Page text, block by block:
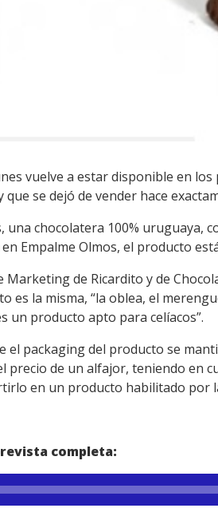
vuelve a estar disponible en
se dejó de vender hace
una chocolatera 100% uruguaya,
Empalme Olmos, el producto
Marketing de Ricardito y de
es la misma, “la oblea, el
un producto apto para celíacos”.
el packaging del producto se
precio de un alfajor, teniendo en
en un producto habilitado por
completa: